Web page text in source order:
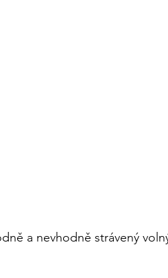
a nevhodně strávený